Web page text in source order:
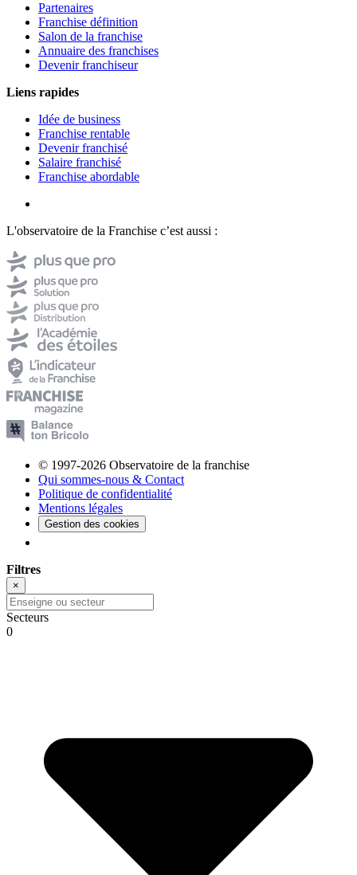
Partenaires
Franchise définition
Salon de la franchise
Annuaire des franchises
Devenir franchiseur
Liens rapides
Idée de business
Franchise rentable
Devenir franchisé
Salaire franchisé
Franchise abordable
L'observatoire de la Franchise c’est aussi :
© 1997-2026 Observatoire de la franchise
Qui sommes-nous & Contact
Politique de confidentialité
Mentions légales
Gestion des cookies
Filtres
×
Secteurs
0